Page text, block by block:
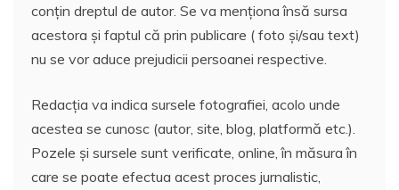
conțin dreptul de autor. Se va menționa însă sursa
acestora și faptul că prin publicare ( foto și/sau text)
nu se vor aduce prejudicii persoanei respective.
Redacția va indica sursele fotografiei, acolo unde
acestea se cunosc (autor, site, blog, platformă etc.).
Pozele și sursele sunt verificate, online, în măsura în
care se poate efectua acest proces jurnalistic,